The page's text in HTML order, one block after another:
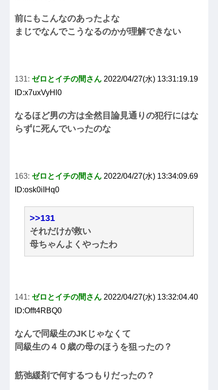
前にもこんなのあったよな
まじでなんでこうなるのかが理解できない
131: ゼロとイチの間さん 2022/04/27(水) 13:31:19.19
ID:x7uxVyHl0
なるほど男の方は全然目論見通りの犯行にはな
らずに死んでいったのな
163: ゼロとイチの間さん 2022/04/27(水) 13:34:09.69
ID:osk0iIHq0
>>131
それだけが救い
母ちゃんよくやったわ
141: ゼロとイチの間さん 2022/04/27(水) 13:32:04.40
ID:Offt4RBQ0
なんで同級生のJKじゃなくて
同級生の４０歳の母のほうを狙ったの？
筋弛緩剤で何するつもりだったの？